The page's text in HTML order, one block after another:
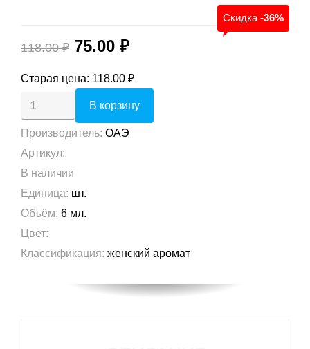
Скидка -36%
118.00 ₽ 75.00 ₽
Старая цена: 118.00 ₽
Производитель: ОАЭ
Артикул:
В наличии
Единица: шт.
Объём: 6 мл.
Цвет:
Классификация: женский аромат